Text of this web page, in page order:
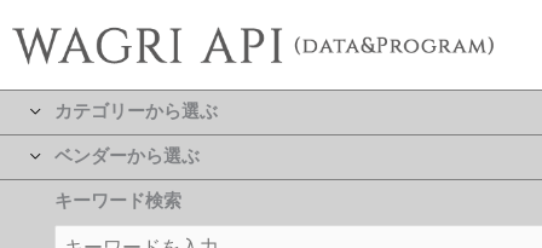
カテゴリーから選ぶ
ベンダーから選ぶ
キーワード検索